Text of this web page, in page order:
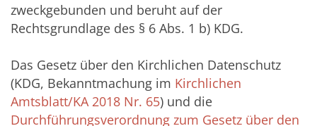
zweckgebunden und beruht auf der
Rechtsgrundlage des § 6 Abs. 1 b) KDG.
Das Gesetz über den Kirchlichen Datenschutz
(KDG, Bekanntmachung im Kirchlichen
Amtsblatt/KA 2018 Nr. 65) und die
Durchführungsverordnung zum Gesetz über den